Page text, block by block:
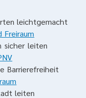
leichtgemacht
Freiraum
sicher leiten
Barrierefreiheit
leiten